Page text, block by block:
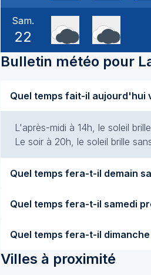
Sam.
22
Bulletin météo pour
L'après-midi à 14h, le soleil
Le soir à 20h, le soleil brille
Villes à proximité